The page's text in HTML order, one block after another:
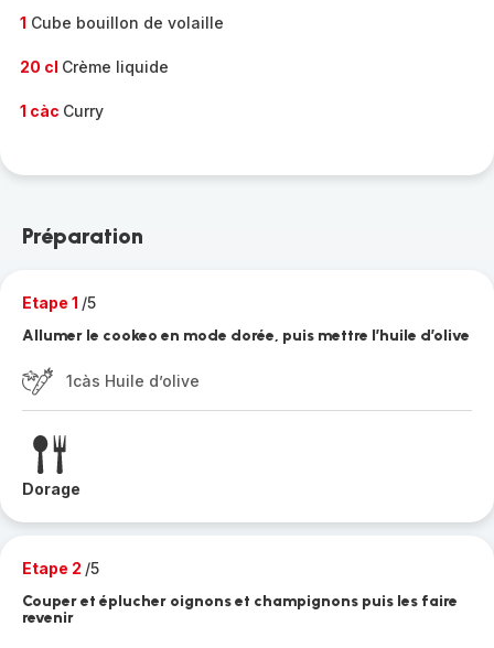
1 Cube bouillon de volaille
20 cl Crème liquide
1 càc Curry
Préparation
Etape 1 /5
Allumer le cookeo en mode dorée, puis mettre l’huile d’olive
1càs Huile d’olive
Dorage
Etape 2 /5
Couper et éplucher oignons et champignons puis les faire
revenir